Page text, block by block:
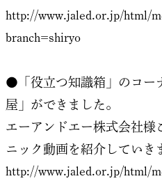
http://www.jaled.or.jp/html/
branch=shiryo
●「役立つ知識箱」のコー
屋」ができました。
エーアンドエー株式会社様
ニック動画を紹介していき
http://www.jaled.or.jp/html/